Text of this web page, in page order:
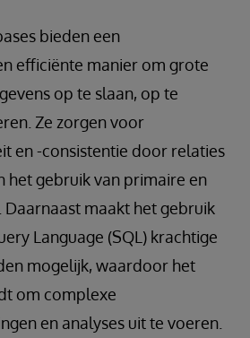
bieden een
efficiënte manier om grote
op te slaan, op te
Ze zorgen voor
en -consistentie door relaties
het gebruik van primaire en
maakt het gebruik
Language (SQL) krachtige
mogelijk, waardoor het
om complexe
en analyses uit te voeren.